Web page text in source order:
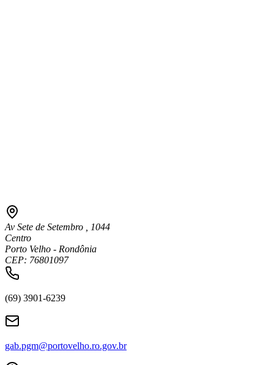
Av Sete de Setembro , 1044
Centro
Porto Velho - Rondônia
CEP: 76801097
(69) 3901-6239
gab.pgm@portovelho.ro.gov.br